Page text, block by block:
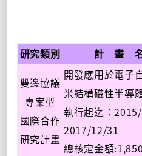
研究類別 計 畫
雙邊協議
專案型
國際合作
研究計畫
開發應用於電子
米結構磁性半導
執行起迄：
2017/12/31
總核定金額: